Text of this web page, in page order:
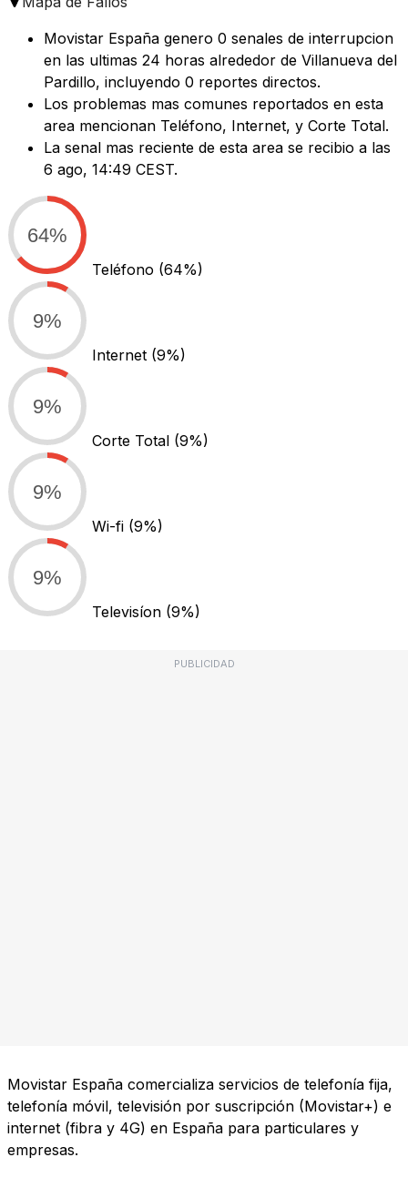
Movistar España genero 0 senales de interrupcion
en las ultimas 24 horas alrededor de Villanueva del
Pardillo, incluyendo 0 reportes directos.
Los problemas mas comunes reportados en esta
area mencionan Teléfono, Internet, y Corte Total.
La senal mas reciente de esta area se recibio a las
6 ago, 14:49 CEST.
64%
Teléfono (64%)
9%
Internet (9%)
9%
Corte Total (9%)
9%
Wi-fi (9%)
9%
Televisíon (9%)
PUBLICIDAD
Movistar España comercializa servicios de telefonía fija,
telefonía móvil, televisión por suscripción (Movistar+) e
internet (fibra y 4G) en España para particulares y
empresas.